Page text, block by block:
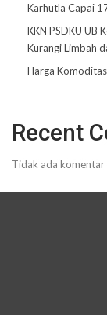
Karhutla Capai
KKN PSDKU UB
Kurangi Limbah
Harga
Recent
Tidak ada